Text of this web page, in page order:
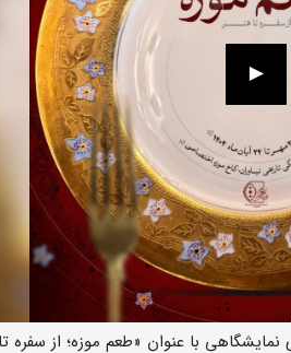
نمایشگاهی با عنوان «طعم موزه؛ از سفره